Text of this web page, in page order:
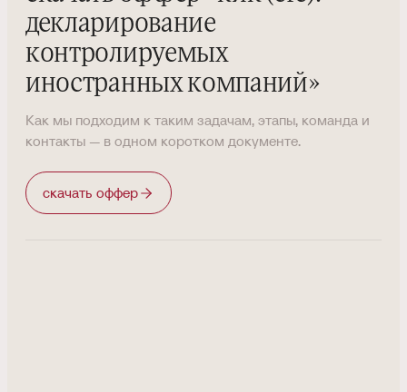
декларирование
контролируемых
иностранных компаний»
Как мы подходим к таким задачам, этапы, команда и
контакты — в одном коротком документе.
скачать оффер